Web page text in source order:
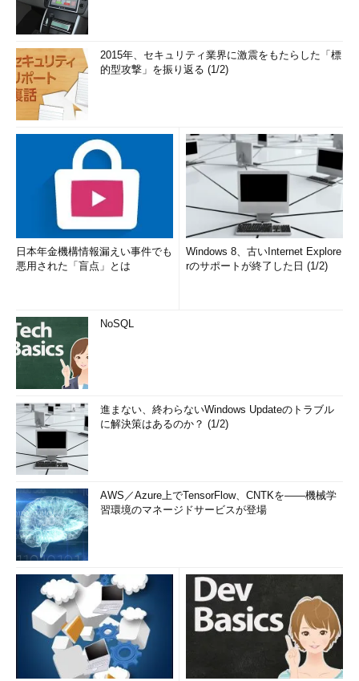
2015年、セキュリティ業界に激震をもたらした「標
的型攻撃」を振り返る (1/2)
日本年金機構情報漏えい事件でも
悪用された「盲点」とは
Windows 8、古いInternet Explore
rのサポートが終了した日 (1/2)
NoSQL
進まない、終わらないWindows Updateのトラブル
に解決策はあるのか？ (1/2)
AWS／Azure上でTensorFlow、CNTKを――機械学
習環境のマネージドサービスが登場